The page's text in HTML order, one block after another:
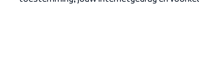
Algemene voorwaarden Privacybeleid